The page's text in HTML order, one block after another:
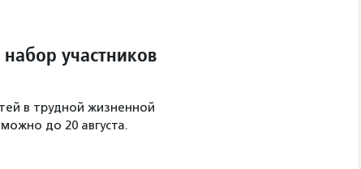
участников
в трудной жизненной
до 20 августа.